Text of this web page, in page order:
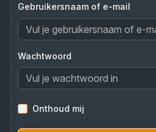
Gebruikersnaam of e-mail
Wachtwoord
Onthoud mij